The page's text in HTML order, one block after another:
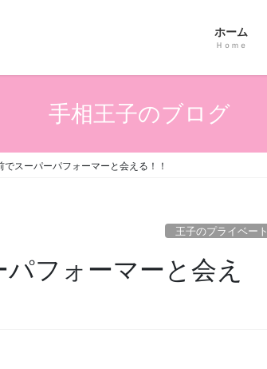
ホーム
Ｈｏｍｅ
手相王子のブログ
でスーパーパフォーマーと会える！！
王子のプライベート
フォーマーと会え